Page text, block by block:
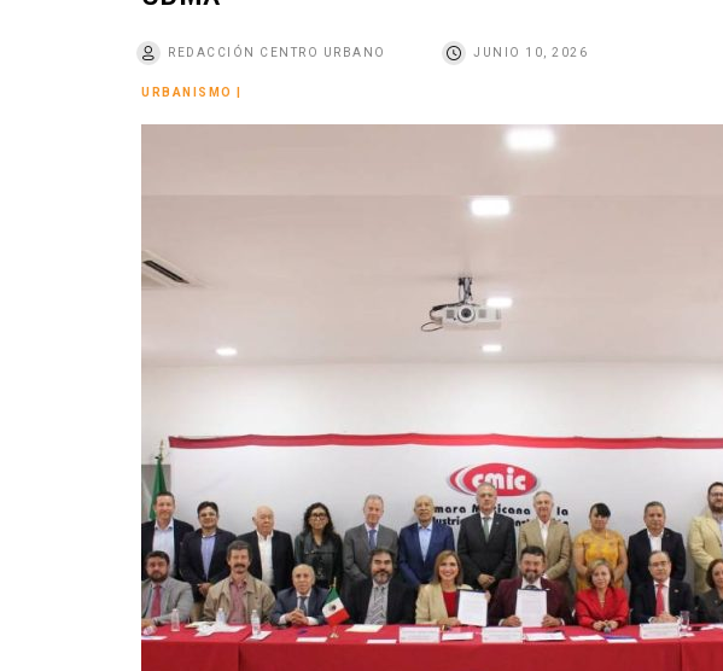
REDACCIÓN CENTRO URBANO JUNIO 10, 2026
URBANISMO